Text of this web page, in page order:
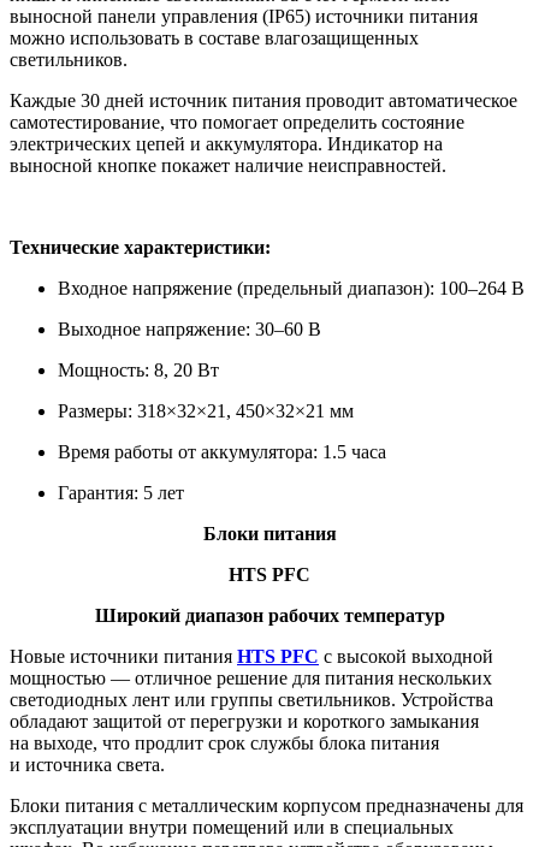
выносной панели управления (IP65) источники питания
можно использовать в составе влагозащищенных
светильников.
Каждые 30 дней источник питания проводит автоматическое
самотестирование, что помогает определить состояние
электрических цепей и аккумулятора. Индикатор на
выносной кнопке покажет наличие неисправностей.
Технические характеристики:
Входное напряжение (предельный диапазон): 100–264 В
Выходное напряжение: 30–60 В
Мощность: 8, 20 Вт
Размеры: 318×32×21, 450×32×21 мм
Время работы от аккумулятора: 1.5 часа
Гарантия: 5 лет
Блоки питания
HTS PFC
Широкий диапазон рабочих температур
Новые источники питания HTS PFC с высокой выходной
мощностью — отличное решение для питания нескольких
светодиодных лент или группы светильников. Устройства
обладают защитой от перегрузки и короткого замыкания
на выходе, что продлит срок службы блока питания
и источника света.
Блоки питания с металлическим корпусом предназначены для
эксплуатации внутри помещений или в специальных